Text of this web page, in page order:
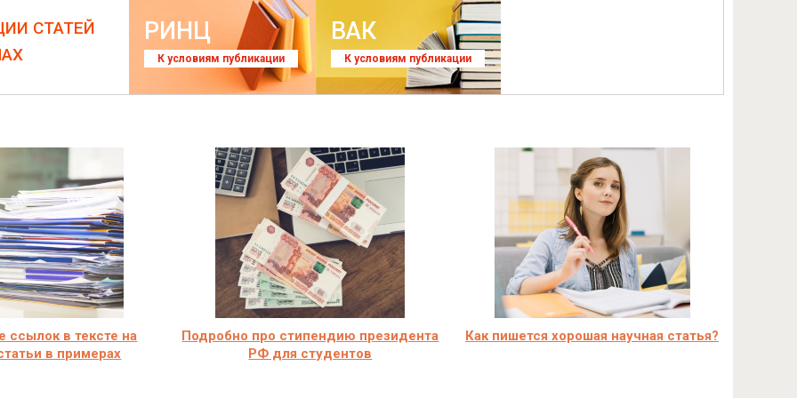
СТАТЕЙ
РИНЦ
К условиям публикации
ВАК
К условиям публикации
ссылок в тексте на
в примерах
Подробно про стипендию президента
РФ для студентов
Как пишется хорошая научная статья?